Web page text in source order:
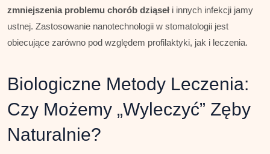
zmniejszenia problemu chorób dziąseł i innych infekcji jamy
ustnej. Zastosowanie nanotechnologii w stomatologii jest
obiecujące zarówno pod względem profilaktyki, jak i leczenia.
Biologiczne Metody Leczenia:
Czy Możemy „Wyleczyć” Zęby
Naturalnie?